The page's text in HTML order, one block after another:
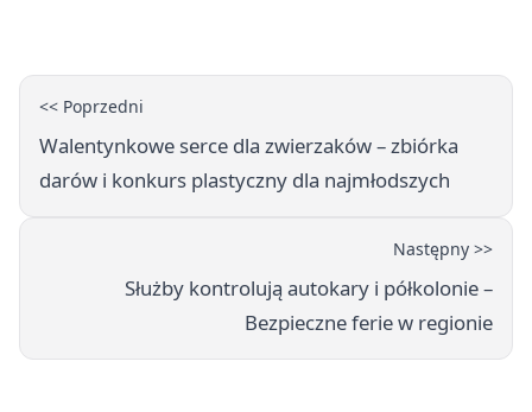
<< Poprzedni
Walentynkowe serce dla zwierzaków – zbiórka
darów i konkurs plastyczny dla najmłodszych
Następny >>
Służby kontrolują autokary i półkolonie –
Bezpieczne ferie w regionie